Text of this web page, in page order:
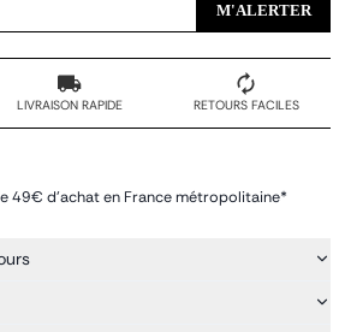
M'ALERTER
LIVRAISON RAPIDE RETOURS FACILES
49€ d'achat en France métropolitaine*